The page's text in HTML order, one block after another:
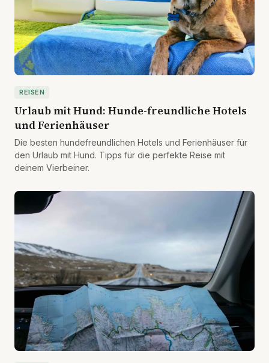
REISEN
Urlaub mit Hund: Hunde-freundliche Hotels
und Ferienhäuser
Die besten hundefreundlichen Hotels und Ferienhäuser für
den Urlaub mit Hund. Tipps für die perfekte Reise mit
deinem Vierbeiner.